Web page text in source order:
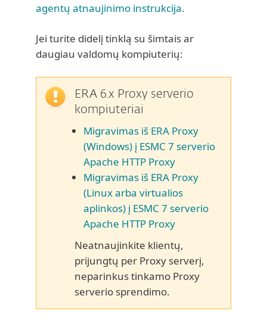
agentų atnaujinimo instrukcija.
Jei turite didelį tinklą su šimtais ar
daugiau valdomų kompiuterių:
ERA 6.x Proxy serverio
kompiuteriai
Migravimas iš ERA Proxy
(Windows) į ESMC 7 serverio
Apache HTTP Proxy
Migravimas iš ERA Proxy
(Linux arba virtualios
aplinkos) į ESMC 7 serverio
Apache HTTP Proxy
Neatnaujinkite klientų,
prijungtų per Proxy serverį,
neparinkus tinkamo Proxy
serverio sprendimo.